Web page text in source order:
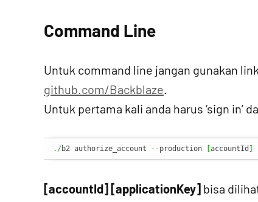
Command Line
Untuk command line jangan gunakan
github.com/Backblaze.
Untuk pertama kali anda harus ‘sign in’
./b2 authorize_account --production accountId
[accountId] [applicationKey] bisa